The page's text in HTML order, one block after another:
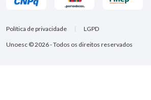
Unoesc © 2026 - Todos os direitos reservados
Política de privacidade LGPD